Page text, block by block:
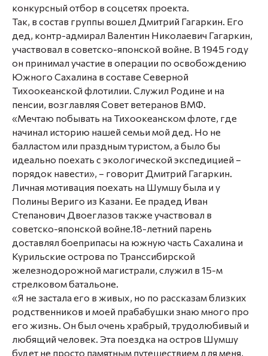
конкурсный отбор в соцсетях проекта.
Так, в состав группы вошел Дмитрий Гагаркин. Его
дед, контр-адмирал Валентин Николаевич Гагаркин,
участвовал в советско-японской войне. В 1945 году
он принимал участие в операции по освобождению
Южного Сахалина в составе Северной
Тихоокеанской флотилии. Служил Родине и на
пенсии, возглавляя Совет ветеранов ВМФ.
«Мечтаю побывать на Тихоокеанском флоте, где
начинал историю нашей семьи мой дед. Но не
балластом или праздным туристом, а было бы
идеально поехать с экологической экспедицией –
порядок навести», – говорит Дмитрий Гагаркин.
Личная мотивация поехать на Шумшу была и у
Полины Вериго из Казани. Ее прадед Иван
Степанович Двоеглазов также участвовал в
советско-японской войне.18-летний парень
доставлял боеприпасы на южную часть Сахалина и
Курильские острова по Транссибирской
железнодорожной магистрали, служил в 15-м
стрелковом батальоне.
«Я не застала его в живых, но по рассказам близких
родственников и моей прабабушки знаю много про
его жизнь. Он был очень храбрый, трудолюбивый и
любящий человек. Эта поездка на остров Шумшу
будет не просто памятным путешествием для меня,